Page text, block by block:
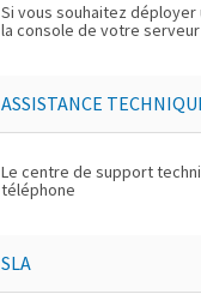
Si vous souhaitez
la console de votre
ASSISTANCE
Le centre de support
téléphone
SLA